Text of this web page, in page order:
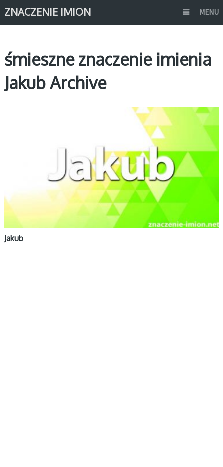
ZNACZENIE IMION MENU
śmieszne znaczenie imienia
Jakub Archive
Jakub